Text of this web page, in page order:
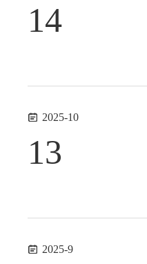
14
2025-10
13
2025-9